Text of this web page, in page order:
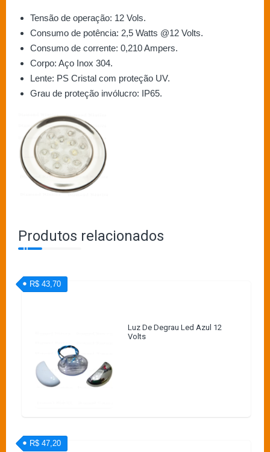
Tensão de operação: 12 Vols.
Consumo de potência: 2,5 Watts @12 Volts.
Consumo de corrente: 0,210 Ampers.
Corpo: Aço Inox 304.
Lente: PS Cristal com proteção UV.
Grau de proteção invólucro: IP65.
Produtos relacionados
Luz De Degrau Led Azul 12
Volts
R$ 43,70
R$ 47,20